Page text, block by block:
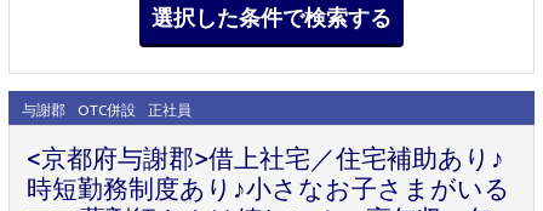
与謝郡 OTC併設 正社員
<京都府与謝郡>借上社宅／住宅補助あり♪
時短勤務制度あり♪小さなお子さまがいる